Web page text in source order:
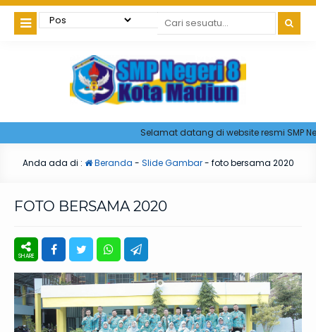
Selamat datang di website resmi SMP
Anda ada di : Beranda - Slide Gambar- foto bersama 2020
FOTO BERSAMA 2020